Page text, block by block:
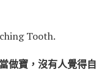
Tooth.
做寶，沒有人覺得自